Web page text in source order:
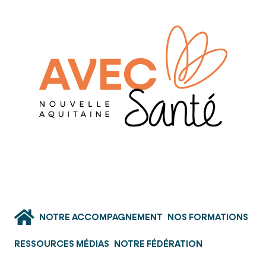
NOTRE ACCOMPAGNEMENT NOS FORMATIONS
RESSOURCES MÉDIAS NOTRE FÉDÉRATION